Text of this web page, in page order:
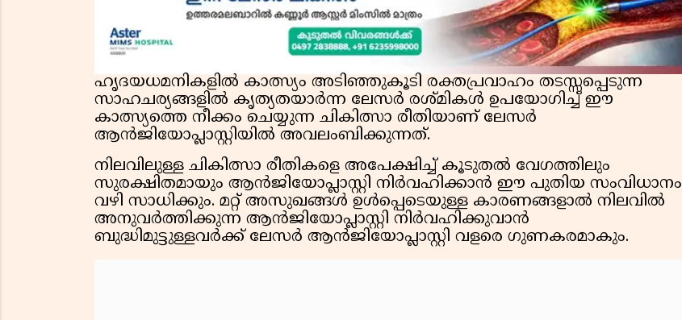
ഹൃദയധമനികളിൽ കാത്സ്യം അടിഞ്ഞുകൂടി രക്തപ്രവാഹം തടസ്സപ്പെടുന്ന
സാഹചര്യങ്ങളിൽ കൃത്യതയാർന്ന ലേസർ രശ്മികൾ ഉപയോഗിച്ച് ഈ
കാത്സ്യത്തെ നീക്കം ചെയ്യുന്ന ചികിത്സാ രീതിയാണ് ലേസർ
ആൻജിയോപ്ലാസ്റ്റിയിൽ അവലംബിക്കുന്നത്.
നിലവിലുള്ള ചികിത്സാ രീതികളെ അപേക്ഷിച്ച് കൂടുതൽ വേഗത്തിലും
സുരക്ഷിതമായും ആൻജിയോപ്ലാസ്റ്റി നിർവഹിക്കാൻ ഈ പുതിയ സംവിധാനം
വഴി സാധിക്കും. മറ്റ് അസുഖങ്ങൾ ഉൾപ്പെടെയുള്ള കാരണങ്ങളാൽ നിലവിൽ
അനുവർത്തിക്കുന്ന ആൻജിയോപ്ലാസ്റ്റി നിർവഹിക്കുവാൻ
ബുദ്ധിമുട്ടുള്ളവർക്ക് ലേസർ ആൻജിയോപ്ലാസ്റ്റി വളരെ ഗുണകരമാകും.